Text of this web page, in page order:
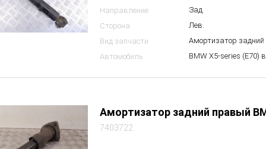
Направление
Зад.
Сторона
Лев.
Вид запчасти
Амортизатор
Автомобиль
BMW X5-series (E70)
Амортизатор задний правый
7403722